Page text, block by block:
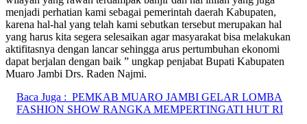
menjadi perhatian kami sebagai pemerintah daerah Kabupaten,
karena hal-hal yang telah kami sebutkan tersebut merupakan hal
yang harus kita segera selesaikan agar masyarakat bisa melakukan
aktifitasnya dengan lancar sehingga arus pertumbuhan ekonomi
dapat berjalan dengan baik ” ungkap penjabat Bupati Kabupaten
Muaro Jambi Drs. Raden Najmi.
Baca Juga : PEMKAB MUARO JAMBI GELAR LOMBA
FASHION SHOW RANGKA MEMPERTINGATI HUT RI